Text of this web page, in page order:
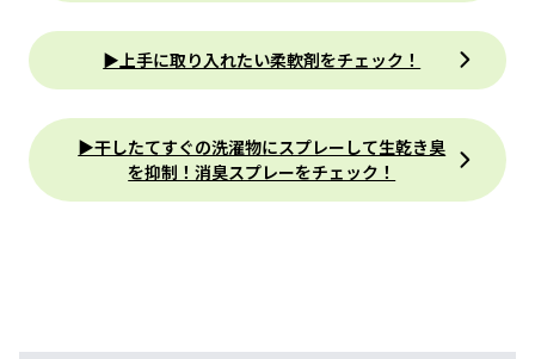
▶上手に取り入れたい柔軟剤をチェック！
▶干したてすぐの洗濯物にスプレーして生乾き臭
を抑制！消臭スプレーをチェック！